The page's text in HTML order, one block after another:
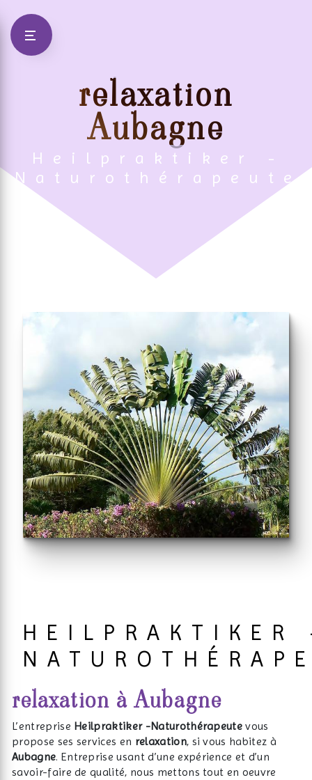
relaxation
Aubagne
Heilpraktiker -
Naturothérapeute
HEILPRAKTIKER
relaxation à Aubagne
L’entreprise Heilpraktiker -Naturothérapeute vous
propose ses services en relaxation, si vous habitez à
Aubagne. Entreprise usant d’une expérience et d’un
savoir-faire de qualité, nous mettons tout en oeuvre